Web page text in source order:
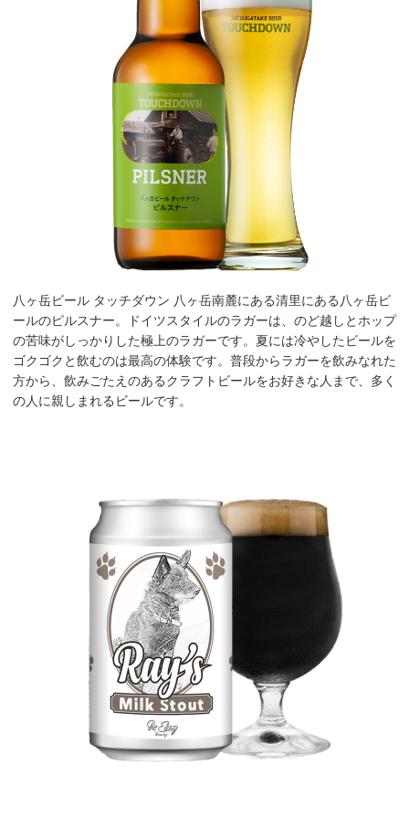
八ヶ岳ビール タッチダウン 八ヶ岳南麓にある清里にある八ヶ岳ビ
ールのピルスナー。ドイツスタイルのラガーは、のど越しとホップ
の苦味がしっかりした極上のラガーです。夏には冷やしたビールを
ゴクゴクと飲むのは最高の体験です。普段からラガーを飲みなれた
方から、飲みごたえのあるクラフトビールをお好きな人まで、多く
の人に親しまれるビールです。